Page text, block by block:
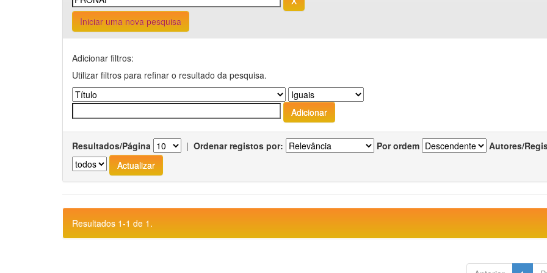
Iniciar uma nova pesquisa
Adicionar filtros:
Utilizar filtros para refinar o resultado da pesquisa.
Resultados/Página | Ordenar registos por: Por ordem Autores/
Resultados 1-1 de 1.